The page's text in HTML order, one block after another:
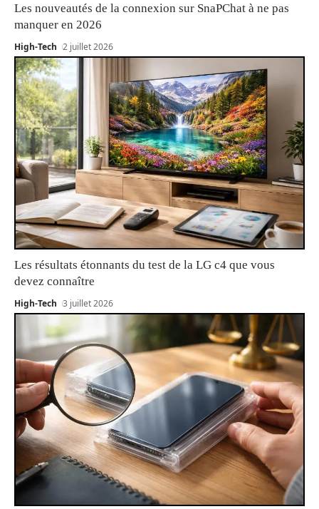
Les nouveautés de la connexion sur SnaPChat à ne pas
manquer en 2026
High-Tech 2 juillet 2026
Les résultats étonnants du test de la LG c4 que vous
devez connaître
High-Tech 3 juillet 2026